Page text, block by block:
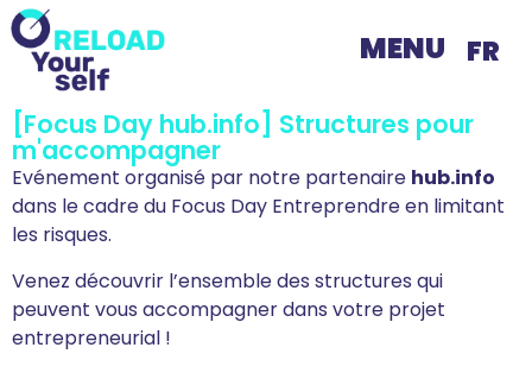
MENU FR
[Focus Day hub.info] Structures pour
m'accompagner
Evénement organisé par notre partenaire hub.info
dans le cadre du Focus Day Entreprendre en limitant
les risques.
Venez découvrir l’ensemble des structures qui
peuvent vous accompagner dans votre projet
entrepreneurial !